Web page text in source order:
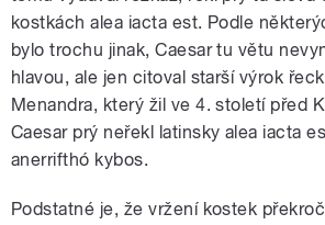
kostkách alea iacta est. Podle
bylo trochu jinak, Caesar tu větu
hlavou, ale jen citoval starší výrok
Menandra, který žil ve 4. století před
Caesar prý neřekl latinsky alea iacta
anerrifthó kybos.
Podstatné je, že vržení kostek